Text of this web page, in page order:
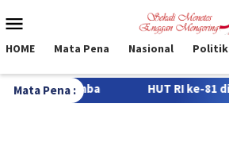
ke
Mobile
HOME Mata Pena Nasional Politik
Mata Pena :
RI ke-81 di Kabupaten Rote Ndao, 322